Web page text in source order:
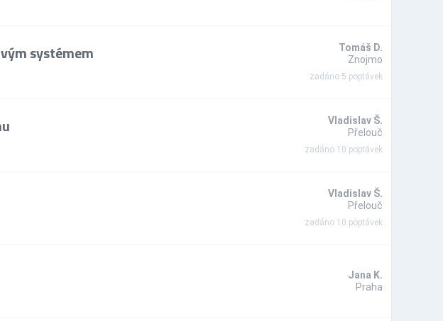
systémem
Tomáš D.
Znojmo
zadáno 5 poptávek
Vladislav Š.
Přelouč
zadáno 10 poptávek
Vladislav Š.
Přelouč
zadáno 10 poptávek
Jana K.
Praha